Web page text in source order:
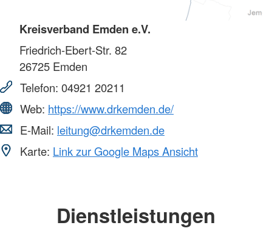
Kreisverband Emden e.V.
Friedrich-Ebert-Str. 82
26725 Emden
Telefon: 04921 20211
Web: https://www.drkemden.de/
E-Mail: leitung@drkemden.de
Karte: Link zur Google Maps Ansicht
Dienstleistungen